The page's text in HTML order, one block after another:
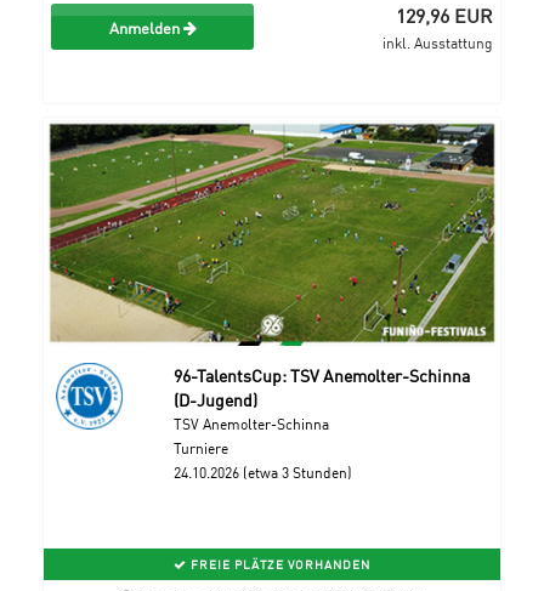
Anmelden 129,96 EUR
inkl. Ausstattung
96-TalentsCup: TSV Anemolter-Schinna
(D-Jugend)
TSV Anemolter-Schinna
Turniere
24.10.2026 (etwa 3 Stunden)
FREIE PLÄTZE VORHANDEN